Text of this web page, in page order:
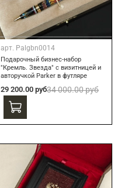
арт. Palgbn0014
Подарочный бизнес-набор
"Кремль. Звезда" с визитницей и
авторучкой Parker в футляре
29 200.00 руб34 000.00 руб